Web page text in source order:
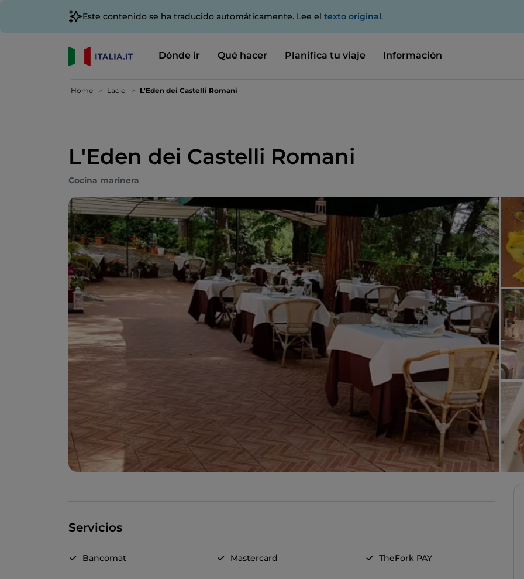
Este contenido se ha traducido automáticamente. Lee el texto original.
Dónde ir Qué hacer Planifica tu viaje Información
Home Lacio L'Eden dei Castelli Romani
L'Eden dei Castelli Romani
Cocina marinera
Servicios
Bancomat Mastercard TheFork PAY